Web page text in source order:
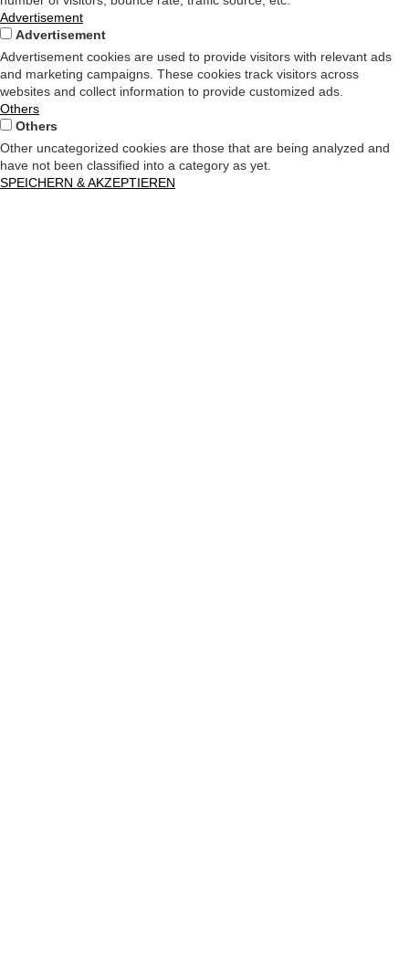
Advertisement
Advertisement
Advertisement cookies are used to provide visitors with relevant ads
and marketing campaigns. These cookies track visitors across
websites and collect information to provide customized ads.
Others
Others
Other uncategorized cookies are those that are being analyzed and
have not been classified into a category as yet.
SPEICHERN & AKZEPTIEREN